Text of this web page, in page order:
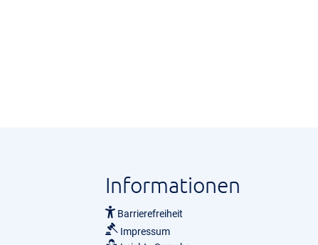
Informationen
Barrierefreiheit
Impressum